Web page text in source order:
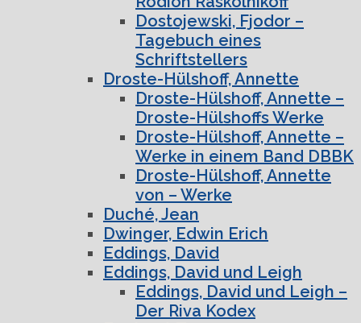
Dostojewski, Fjodor –
Tagebuch eines
Schriftstellers
Droste-Hülshoff, Annette
Droste-Hülshoff, Annette –
Droste-Hülshoffs Werke
Droste-Hülshoff, Annette –
Werke in einem Band DBBK
Droste-Hülshoff, Annette
von – Werke
Duché, Jean
Dwinger, Edwin Erich
Eddings, David
Eddings, David und Leigh
Eddings, David und Leigh –
Der Riva Kodex